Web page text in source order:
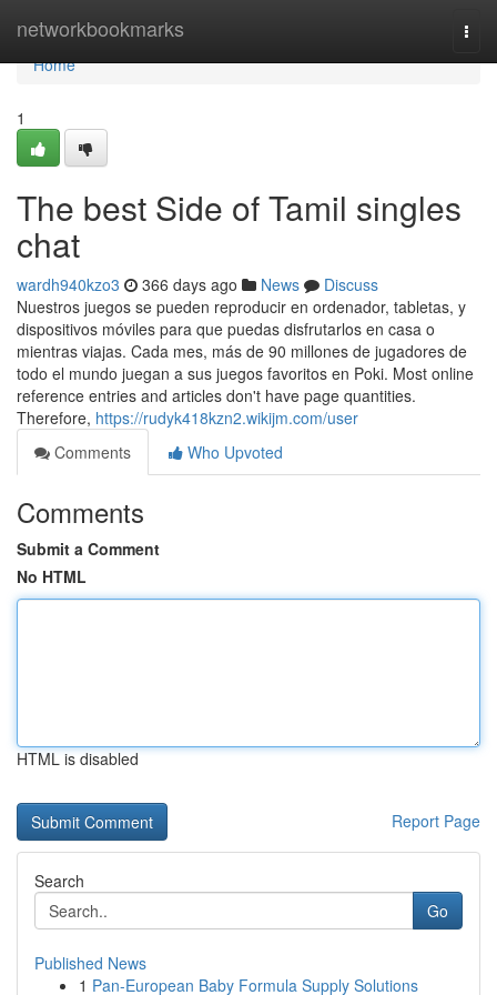
networkbookmarks
Home
Home
1
The best Side of Tamil singles
chat
wardh940kzo3 366 days ago News
Discuss
Nuestros juegos se pueden reproducir en ordenador, tabletas, y
dispositivos móviles para que puedas disfrutarlos en casa o
mientras viajas. Cada mes, más de 90 millones de jugadores de
todo el mundo juegan a sus juegos favoritos en Poki. Most online
reference entries and articles don't have page quantities.
Therefore, https://rudyk418kzn2.wikijm.com/user
Comments
Who Upvoted
Comments
Submit a Comment
No HTML
HTML is disabled
Report Page
Search
Go
Published News
1 Pan-European Baby Formula Supply Solutions